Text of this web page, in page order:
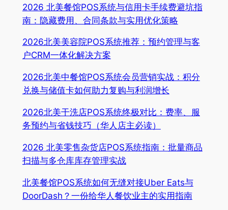
2026 北美餐馆POS系统与信用卡手续费避坑指
南：隐藏费用、合同条款与实用优化策略
2026北美美容院POS系统推荐：预约管理与客
户CRM一体化解决方案
2026北美中餐馆POS系统会员营销实战：积分
兑换与储值卡如何助力复购与利润增长
2026北美干洗店POS系统终极对比：费率、服
务预约与省钱技巧（华人店主必读）
2026 北美零售杂货店POS系统指南：批量商品
扫描与多仓库库存管理实战
北美餐馆POS系统如何无缝对接Uber Eats与
DoorDash？一份给华人餐饮业主的实用指南